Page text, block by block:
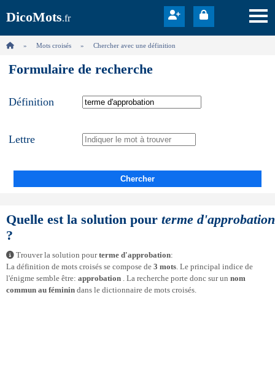
DicoMots.fr
Mots croisés Chercher avec une définition
Formulaire de recherche
Définition
Lettre
Chercher
Quelle est la solution pour terme d'approbation
?
Trouver la solution pourterme d'approbation:
La définition de mots croisés se compose de 3 mots. Le principal indice de
l'énigme semble être: approbation . La recherche porte donc sur un nom
commun au féminin dans le dictionnaire de mots croisés.